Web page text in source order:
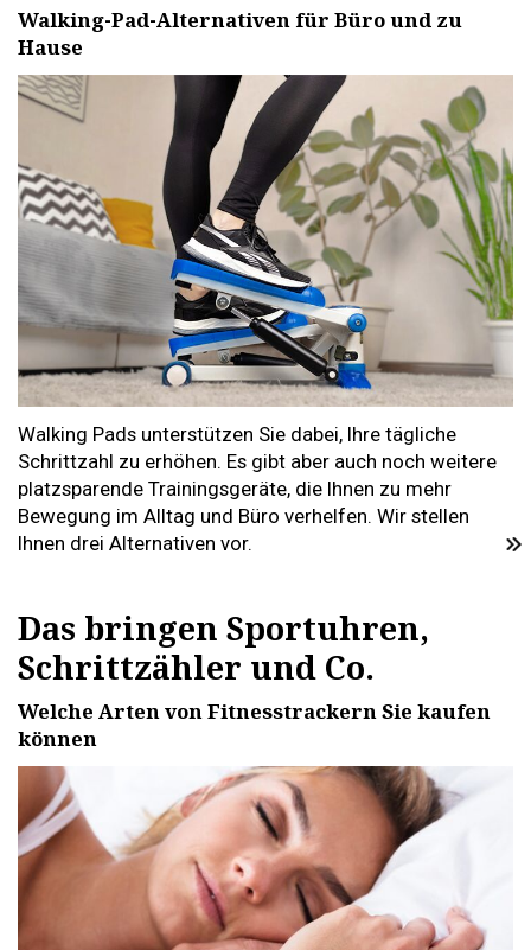
Walking-Pad-Alternativen für Büro und zu
Hause
Walking Pads unterstützen Sie dabei, Ihre tägliche
Schrittzahl zu erhöhen. Es gibt aber auch noch weitere
platzsparende Trainingsgeräte, die Ihnen zu mehr
Bewegung im Alltag und Büro verhelfen. Wir stellen
Ihnen drei Alternativen vor.
Das bringen Sportuhren,
Schrittzähler und Co.
Welche Arten von Fitnesstrackern Sie kaufen
können